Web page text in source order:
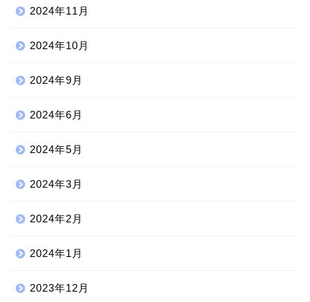
2024年11月
2024年10月
2024年9月
2024年6月
2024年5月
2024年3月
2024年2月
2024年1月
2023年12月